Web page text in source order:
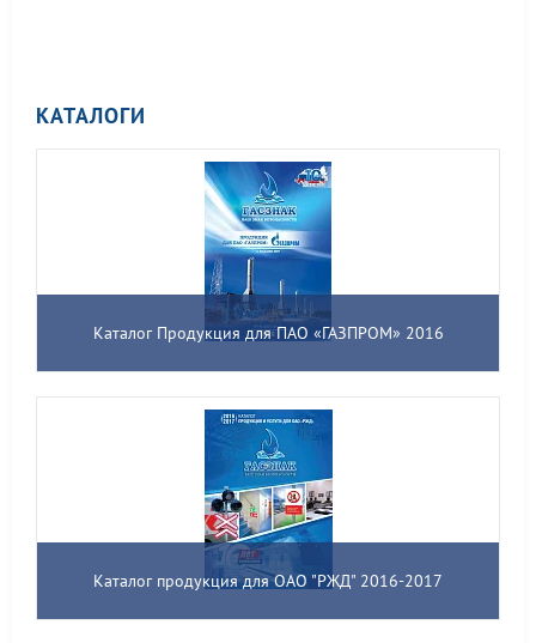
КАТАЛОГИ
Каталог Продукция для ПАО «ГАЗПРОМ» 2016
Каталог продукция для ОАО "РЖД" 2016-2017